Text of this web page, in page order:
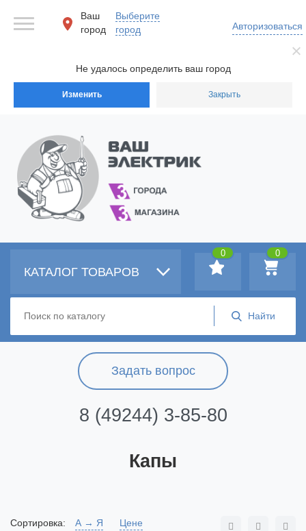
Не удалось определить ваш город
Изменить Закрыть
Ваш
город
Выберите
город
Авторизоваться
Задать вопрос
8 (49244) 3-85-80
КАТАЛОГ ТОВАРОВ
0
0
Капы
Сортировка: А → Я
Цене